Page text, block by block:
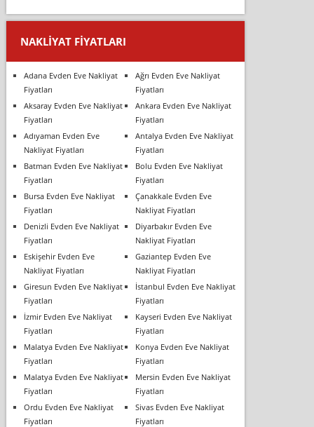
NAKLIYAT FIYATLARI
Adana Evden Eve Nakliyat
Fiyatları
Ağrı Evden Eve Nakliyat
Fiyatları
Aksaray Evden Eve Nakliyat
Fiyatları
Ankara Evden Eve Nakliyat
Fiyatları
Adıyaman Evden Eve
Nakliyat Fiyatları
Antalya Evden Eve Nakliyat
Fiyatları
Batman Evden Eve Nakliyat
Fiyatları
Bolu Evden Eve Nakliyat
Fiyatları
Bursa Evden Eve Nakliyat
Fiyatları
Çanakkale Evden Eve
Nakliyat Fiyatları
Denizli Evden Eve Nakliyat
Fiyatları
Diyarbakır Evden Eve
Nakliyat Fiyatları
Eskişehir Evden Eve
Nakliyat Fiyatları
Gaziantep Evden Eve
Nakliyat Fiyatları
Giresun Evden Eve Nakliyat
Fiyatları
İstanbul Evden Eve Nakliyat
Fiyatları
İzmir Evden Eve Nakliyat
Fiyatları
Kayseri Evden Eve Nakliyat
Fiyatları
Malatya Evden Eve Nakliyat
Fiyatları
Konya Evden Eve Nakliyat
Fiyatları
Malatya Evden Eve Nakliyat
Fiyatları
Mersin Evden Eve Nakliyat
Fiyatları
Ordu Evden Eve Nakliyat
Fiyatları
Sivas Evden Eve Nakliyat
Fiyatları